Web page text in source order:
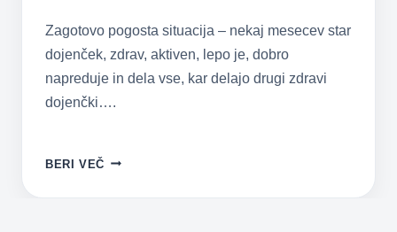
Zagotovo pogosta situacija – nekaj mesecev star
dojenček, zdrav, aktiven, lepo je, dobro
napreduje in dela vse, kar delajo drugi zdravi
dojenčki….
BERI VEČ ZAKAJ
ZAČNE